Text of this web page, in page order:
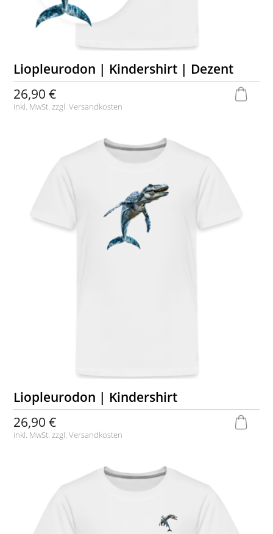
Liopleurodon | Kindershirt | Dezent
26,90 €
inkl. MwSt. zzgl.Versandkosten
Liopleurodon | Kindershirt
26,90 €
inkl. MwSt. zzgl.Versandkosten